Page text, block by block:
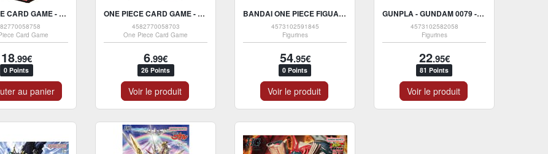
ONE PIECE CARD GAME - DECK DE DÉMARRAGE ST-31 - FR
Card Game
18.99€
0 Points
au panier
ONE PIECE CARD GAME - PACK DE BOOSTER SOUS BLISTER OP-16 L'HEURE DE LA BATAILLE (1X BOOSTER ALÉATOIRE) - FR
4582770058703
One Piece Card Game
6.99€
26 Points
Voir le produit
BANDAI ONE PIECE FIGUARTSZERO MONKEY D. LUFFY SUMMIT BATTLE STATUE PVC 12 CM
4573102591845
Figurines
54.95€
0 Points
Voir le produit
GUNPLA - GUNDAM 0079 - HG 1/144 - RX-78-2 GUNDAM (BEYOND GLOBAL) MODEL KIT
4573102582058
Figurines
22.95€
81 Points
Voir le produit